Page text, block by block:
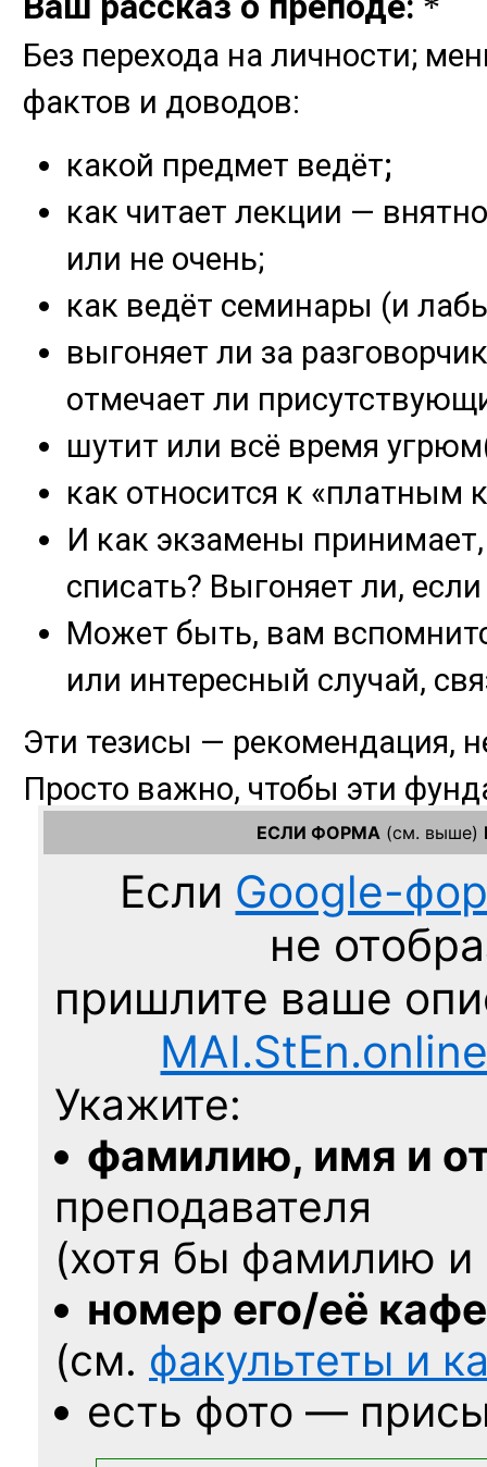
ЕСЛИ ФОРМА (см. выше)
Если Google-
не
пришлите ваше
Укажите:
фамилию, имя и
преподавателя
(хотя бы фамилию
номер его/её
(см. факультеты и
есть фото —